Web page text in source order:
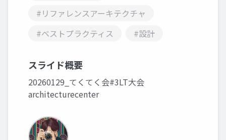
#リファレンスアーキテクチャ
#ベストプラクティス
#設計
スライド概要
20260129_てくてく会#3LT大会
architecturecenter